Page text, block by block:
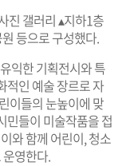
진 갤러리 ▴지하1층
등으로 구성했다.
익한 기획전시와 특
적인 예술 장르로 자
이들의 눈높이에 맞
민들이 미술작품을 접
와 함께 어린이, 청소
영한다.